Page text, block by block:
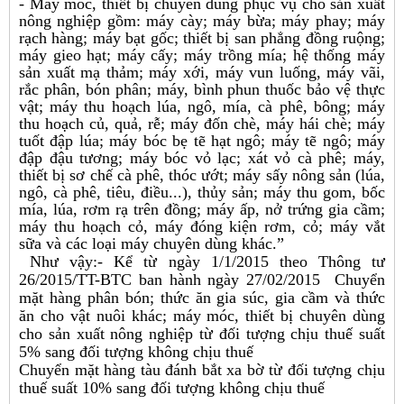
nông nghiệp gồm: máy cày; máy bừa; máy phay; máy
rạch hàng; máy bạt gốc; thiết bị san phẳng đồng ruộng;
máy gieo hạt; máy cấy; máy trồng mía; hệ thống máy
sản xuất mạ thảm; máy xới, máy vun luống, máy vãi,
rắc phân, bón phân; máy, bình phun thuốc bảo vệ thực
vật; máy thu hoạch lúa, ngô, mía, cà phê, bông; máy
thu hoạch củ, quả, rễ; máy đốn chè, máy hái chè; máy
tuốt đập lúa; máy bóc bẹ tẽ hạt ngô; máy tẽ ngô; máy
đập đậu tương; máy bóc vỏ lạc; xát vỏ cà phê; máy,
thiết bị sơ chế cà phê, thóc ướt; máy sấy nông sản (lúa,
ngô, cà phê, tiêu, điều...), thủy sản; máy thu gom, bốc
mía, lúa, rơm rạ trên đồng; máy ấp, nở trứng gia cầm;
máy thu hoạch cỏ, máy đóng kiện rơm, cỏ; máy vắt
sữa và các loại máy chuyên dùng khác.”
Như vậy:- Kể từ ngày 1/1/2015 theo Thông tư
26/2015/TT-BTC ban hành ngày 27/02/2015 Chuyển
mặt hàng phân bón; thức ăn gia súc, gia cầm và thức
ăn cho vật nuôi khác; máy móc, thiết bị chuyên dùng
cho sản xuất nông nghiệp từ đối tượng chịu thuế suất
5% sang đối tượng không chịu thuế
Chuyển mặt hàng tàu đánh bắt xa bờ từ đối tượng chịu
thuế suất 10% sang đối tượng không chịu thuế